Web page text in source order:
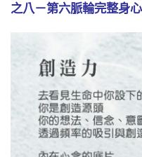
之八－第六脈輪完整身